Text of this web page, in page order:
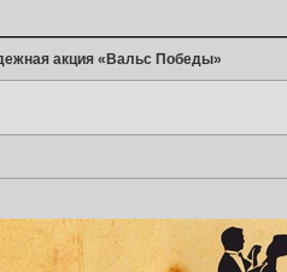
акция «Вальс Победы»